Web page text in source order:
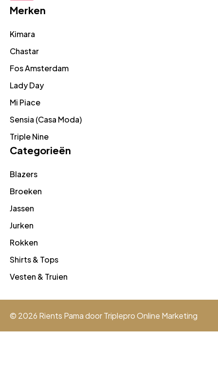
Merken
Kimara
Chastar
Fos Amsterdam
Lady Day
Mi Piace
Sensia (Casa Moda)
Triple Nine
Categorieën
Blazers
Broeken
Jassen
Jurken
Rokken
Shirts & Tops
Vesten & Truien
© 2026 Rients Pama doorTriplepro Online Marketing